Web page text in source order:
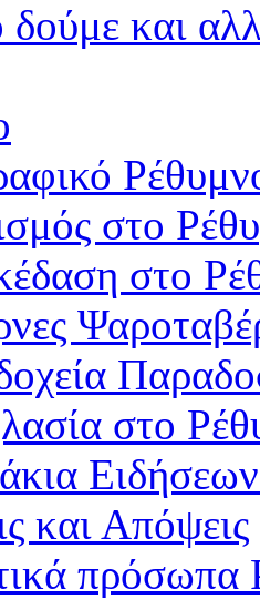
και
στο
στο
στο
και Απόψεις
πρόσωπα